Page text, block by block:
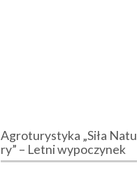
Agroturystyka „Siła Natu
ry” – Letni wypoczynek